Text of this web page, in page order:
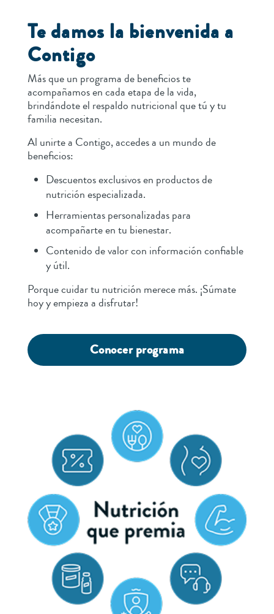
Te damos la bienvenida a
Contigo
Más que un programa de beneficios te
acompañamos en cada etapa de la vida,
brindándote el respaldo nutricional que tú y tu
familia necesitan.
Al unirte a Contigo, accedes a un mundo de
beneficios:
Descuentos exclusivos en productos de
nutrición especializada.
Herramientas personalizadas para
acompañarte en tu bienestar.
Contenido de valor con información confiable
y útil.
Porque cuidar tu nutrición merece más. ¡Súmate
hoy y empieza a disfrutar!
Conocer programa